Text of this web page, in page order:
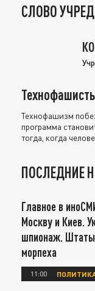
СЛОВО
Технофашизм
программа
тогда, когда
ПОСЛЕДНИЕ
Главное в
Москву и Киев.
шпионаж. Штаты
морпеха
11:00